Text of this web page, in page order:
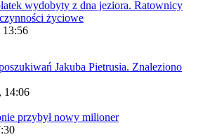
wydobyty z dna jeziora. Ratownicy
życiowe
13:56
Jakuba Pietrusia. Znaleziono
14:06
przybył nowy milioner